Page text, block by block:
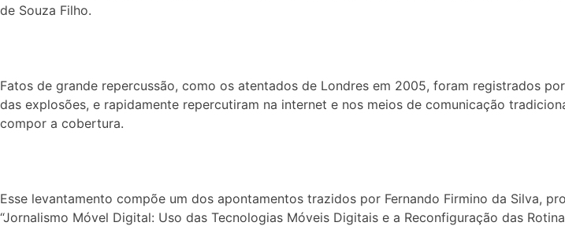
de Souza Filho.
Fatos de grande repercussão, como os atentados de Londres em 2005, foram registrados
das explosões, e rapidamente repercutiram na internet e nos meios de comunicação
compor a cobertura.
Esse levantamento compõe um dos apontamentos trazidos por Fernando Firmino da Silva,
“Jornalismo Móvel Digital: Uso das Tecnologias Móveis Digitais e a Reconfiguração das